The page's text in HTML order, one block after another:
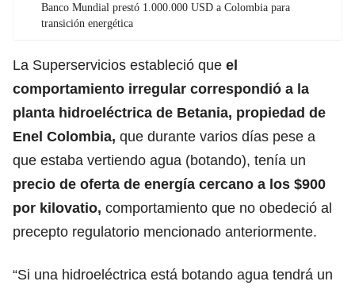
Banco Mundial prestó 1.000.000 USD a Colombia para
transición energética
La Superservicios estableció que el
comportamiento irregular correspondió a la
planta hidroeléctrica de Betania, propiedad de
Enel Colombia, que durante varios días pese a
que estaba vertiendo agua (botando), tenía un
precio de oferta de energía cercano a los $900
por kilovatio, comportamiento que no obedeció al
precepto regulatorio mencionado anteriormente.
“Si una hidroeléctrica está botando agua tendrá un